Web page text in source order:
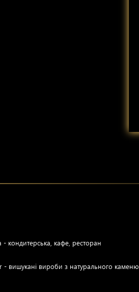
- кондитерська, кафе, ресторан
- вишукані вироби з натурального каменю